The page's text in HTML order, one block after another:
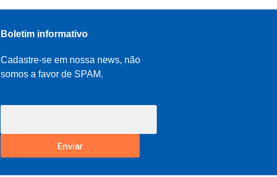
Boletim informativo
Cadastre-se em nossa news, não
somos a favor de SPAM.
Enviar